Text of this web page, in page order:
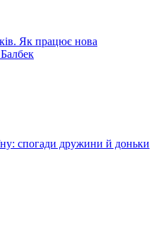
Як працює нова
спогади дружини й доньки